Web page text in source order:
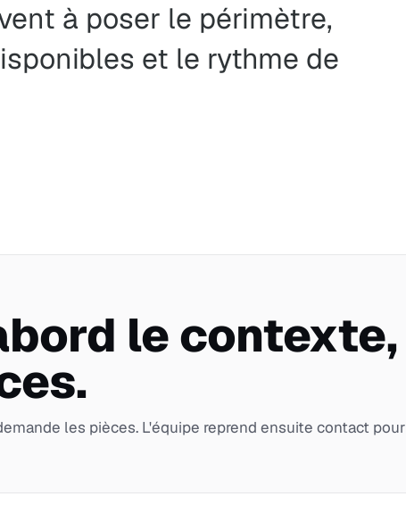
à poser le périmètre,
et le rythme de
le contexte,
les pièces. L'équipe reprend ensuite contact pour